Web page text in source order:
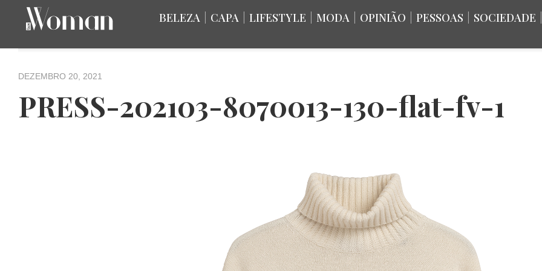
BELEZA CAPA LIFESTYLE MODA OPINIÃO PESSOAS SOCIEDADE
DEZEMBRO 20, 2021
PRESS-202103-8070013-130-flat-fv-1